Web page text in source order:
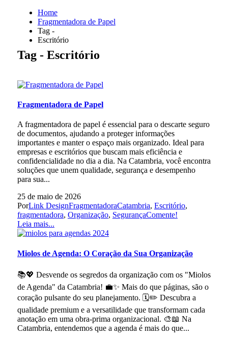
Home
Fragmentadora de Papel
Tag -
Escritório
Tag - Escritório
Fragmentadora de Papel
A fragmentadora de papel é essencial para o descarte seguro
de documentos, ajudando a proteger informações
importantes e manter o espaço mais organizado. Ideal para
empresas e escritórios que buscam mais eficiência e
confidencialidade no dia a dia. Na Catambria, você encontra
soluções que unem qualidade, segurança e desempenho
para sua...
25 de maio de 2026
PorLink DesignFragmentadoraCatambria, Escritório,
fragmentadora, Organização, SegurançaComente!
Leia mais...
Miolos de Agenda: O Coração da Sua Organização
📚💖 Desvende os segredos da organização com os "Miolos
de Agenda" da Catambria! 💼✨ Mais do que páginas, são o
coração pulsante do seu planejamento. 🗓️✏️ Descubra a
qualidade premium e a versatilidade que transformam cada
anotação em uma obra-prima organizacional. 🎨📖 Na
Catambria, entendemos que a agenda é mais do que...